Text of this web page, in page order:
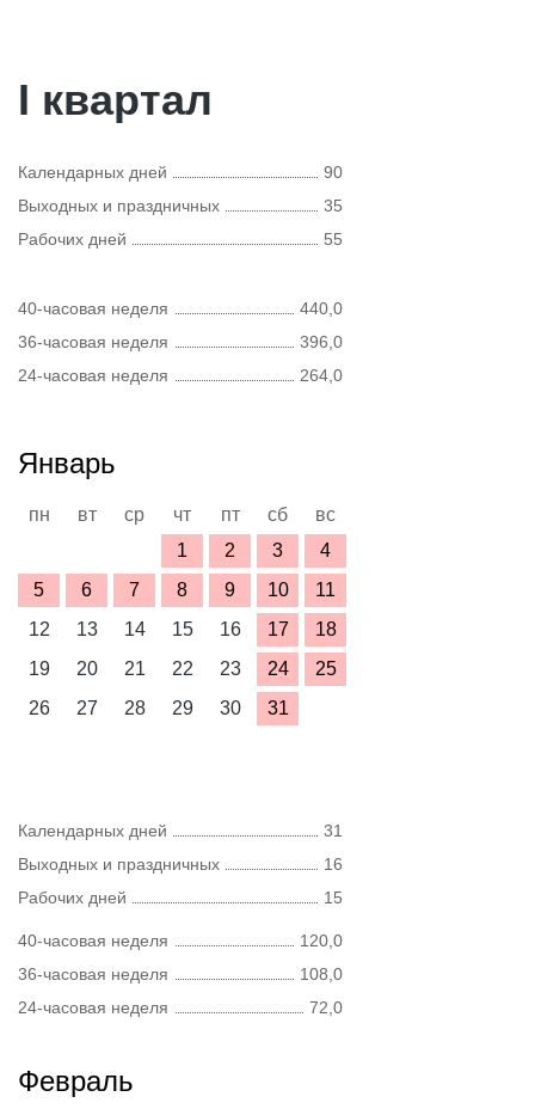
I квартал
Календарных дней
90
Выходных и праздничных
35
Рабочих дней
55
40-часовая неделя
440,0
36-часовая неделя
396,0
24-часовая неделя
264,0
Январь
пн вт ср чт пт сб
вс
1
2 3
4
5
6 7 8 9 10
11
12
13 14 15 16 17
18
19
20 21 22 23 24
25
26
27 28 29 30 31
Календарных дней
31
Выходных и праздничных
16
Рабочих дней
15
40-часовая неделя
120,0
36-часовая неделя
108,0
24-часовая неделя
72,0
Февраль